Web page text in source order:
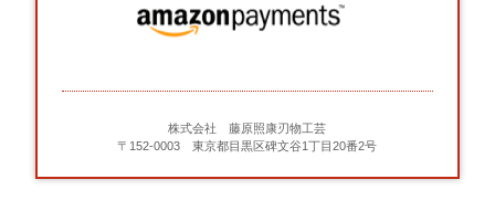
株式会社 藤原照康刃物工芸
〒152-0003 東京都目黒区碑文谷1丁目20番2号